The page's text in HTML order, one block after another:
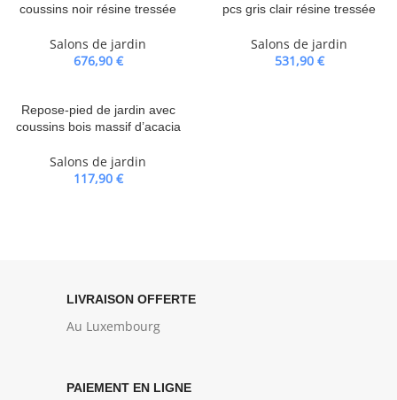
coussins noir résine tressée
Salons de jardin
676,90 €
pcs gris clair résine tressée
Salons de jardin
531,90 €
Repose-pied de jardin avec
coussins bois massif d’acacia
Salons de jardin
117,90 €
LIVRAISON OFFERTE
Au Luxembourg
PAIEMENT EN LIGNE